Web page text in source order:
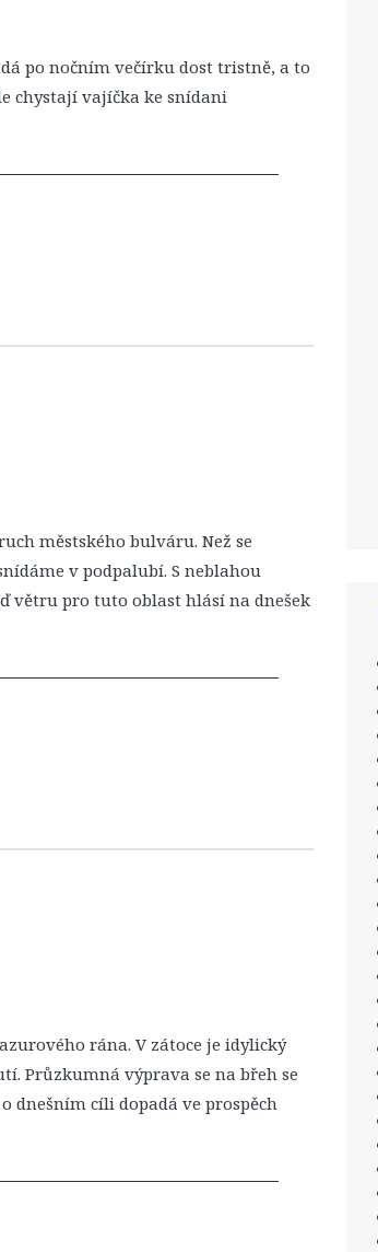
po nočním večírku dost tristně, a to
chystají vajíčka ke snídani
městského bulváru. Než se
v podpalubí. S neblahou
větru pro tuto oblast hlásí na dnešek
rána. V zátoce je idylický
Průzkumná výprava se na břeh se
dnešním cíli dopadá ve prospěch